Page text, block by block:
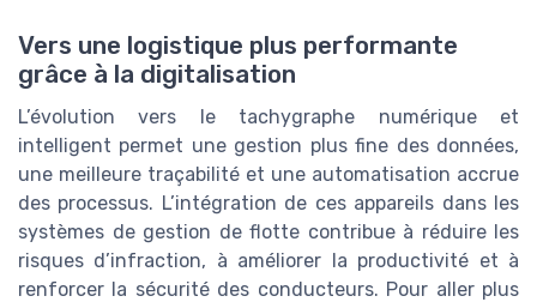
Vers une logistique plus performante
grâce à la digitalisation
L’évolution vers le tachygraphe numérique et
intelligent permet une gestion plus fine des données,
une meilleure traçabilité et une automatisation accrue
des processus. L’intégration de ces appareils dans les
systèmes de gestion de flotte contribue à réduire les
risques d’infraction, à améliorer la productivité et à
renforcer la sécurité des conducteurs. Pour aller plus